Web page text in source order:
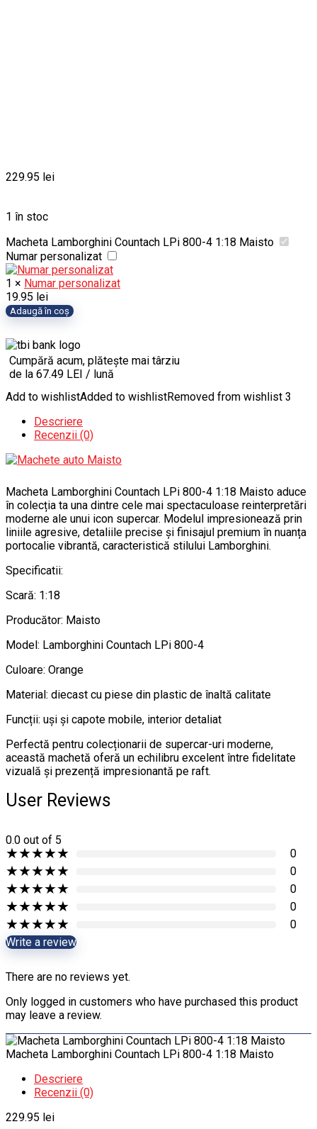
229.95 lei
1 în stoc
Macheta Lamborghini Countach LPi 800-4 1:18 Maisto
Numar personalizat
1 × Numar personalizat
19.95 lei
Cantitate
Lamborghini
Countach
LPi
800-
4
1:18
Maisto
Adaugă în coș
Cumpără acum, plătește mai târziu
de la 67.49 LEI / lună
Add to wishlistAdded to wishlistRemoved from wishlist 3
Descriere
Recenzii (0)
Macheta Lamborghini Countach LPi 800-4 1:18 Maisto aduce
în colecția ta una dintre cele mai spectaculoase reinterpretări
moderne ale unui icon supercar. Modelul impresionează prin
liniile agresive, detaliile precise și finisajul premium în nuanța
portocalie vibrantă, caracteristică stilului Lamborghini.
Specificatii:
Scară: 1:18
Producător: Maisto
Model: Lamborghini Countach LPi 800-4
Culoare: Orange
Material: diecast cu piese din plastic de înaltă calitate
Funcții: uși și capote mobile, interior detaliat
Perfectă pentru colecționarii de supercar-uri moderne,
această machetă oferă un echilibru excelent între fidelitate
vizuală și prezență impresionantă pe raft.
User Reviews
0.0 out of 5
★★★★★ 0
★★★★★ 0
★★★★★ 0
★★★★★ 0
★★★★★
0
Write a review
There are no reviews yet.
Only logged in customers who have purchased this product
may leave a review.
Macheta Lamborghini Countach LPi 800-4 1:18 Maisto
Descriere
Recenzii (0)
229.95 lei